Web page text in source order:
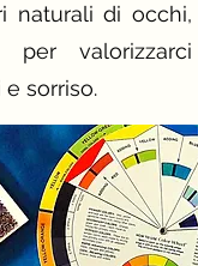
naturali di occhi,
valorizzarci
sorriso.